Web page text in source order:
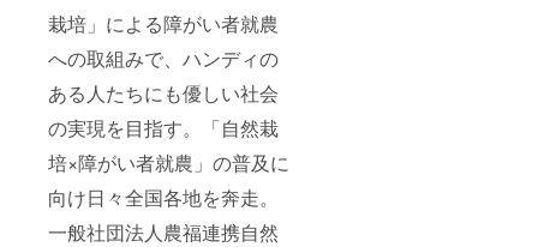
栽培」による障がい者就農
への取組みで、ハンディの
ある人たちにも優しい社会
の実現を目指す。「自然栽
培×障がい者就農」の普及に
向け日々全国各地を奔走。
一般社団法人農福連携自然